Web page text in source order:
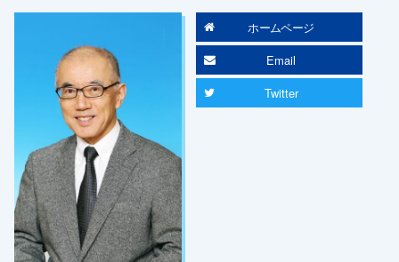
ホームページ
Email
Twitter